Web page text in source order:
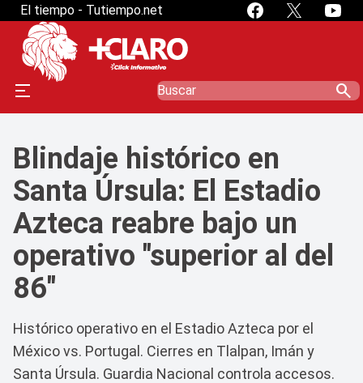
El tiempo - Tutiempo.net
search
Blindaje histórico en
Santa Úrsula: El Estadio
Azteca reabre bajo un
operativo "superior al del
86"
Histórico operativo en el Estadio Azteca por el
México vs. Portugal. Cierres en Tlalpan, Imán y
Santa Úrsula. Guardia Nacional controla accesos.